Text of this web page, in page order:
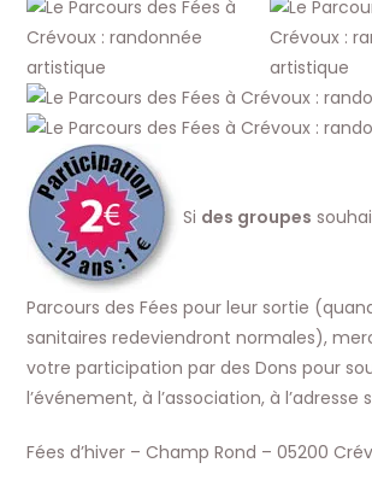
Si des groupes
Parcours des Fées pour leur sortie
sanitaires redeviendront normales),
votre participation par des Dons pour
l’événement, à l’association, à l’adresse
Fées d’hiver – Champ Rond – 05200